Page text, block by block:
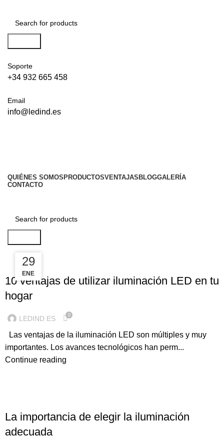
Soporte
+34 932 665 458‬
Email
info@ledind.es
QUIÉNES SOMOS PRODUCTOSVENTAJAS BLOGGALERÍA
CONTACTO
18
FEB
ILUMINACION LED
10 ventajas de utilizar iluminación LED en tu
hogar
LEDIND ES 0
Las ventajas de la iluminación LED son múltiples y muy
importantes. Los avances tecnológicos han perm...
Continue reading
29
ENE
La importancia de elegir la iluminación
adecuada